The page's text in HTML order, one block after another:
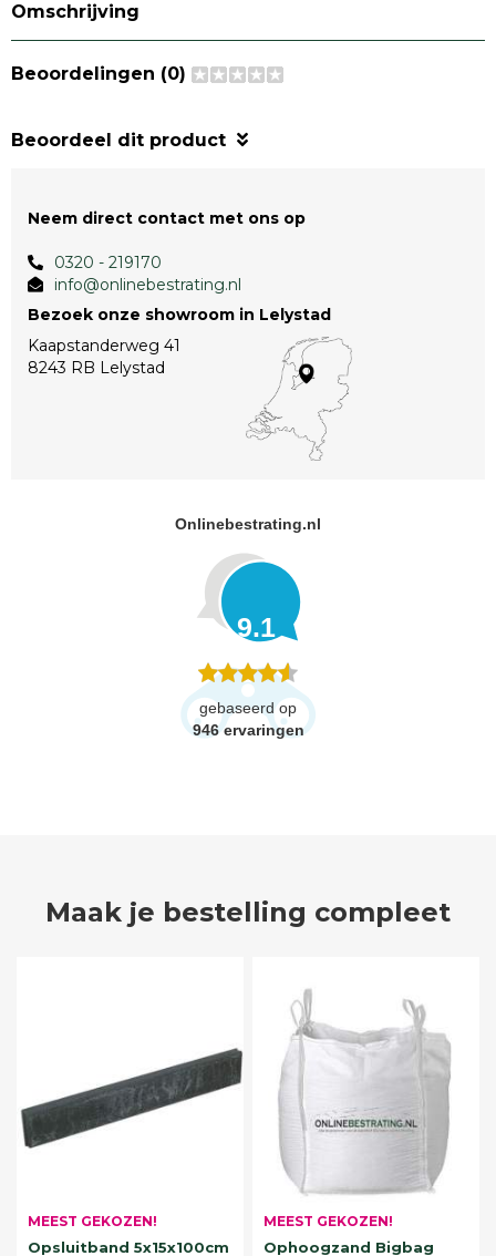
Omschrijving
Beoordelingen (0)
Beoordeel dit product
Neem direct contact met ons op
0320 - 219170
info@onlinebestrating.nl
Bezoek onze showroom in Lelystad
Kaapstanderweg 41
8243 RB Lelystad
Onlinebestrating.nl
9.1
gebaseerd op
946 ervaringen
Maak je bestelling compleet
MEEST GEKOZEN!
Opsluitband 5x15x100cm
MEEST GEKOZEN!
Ophoogzand Bigbag